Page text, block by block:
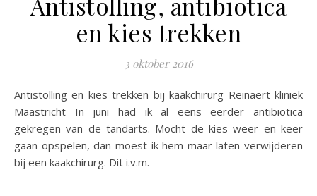
en kies trekken
3 oktober 2016
Antistolling en kies trekken bij kaakchirurg Reinaert kliniek
Maastricht In juni had ik al eens eerder antibiotica
gekregen van de tandarts. Mocht de kies weer en keer
gaan opspelen, dan moest ik hem maar laten verwijderen
bij een kaakchirurg. Dit i.v.m.